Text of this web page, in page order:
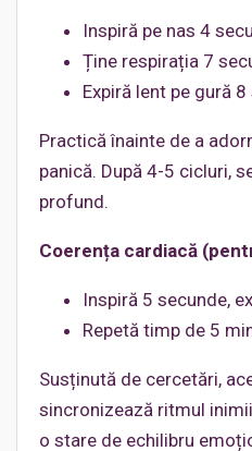
Inspiră pe nas 4
Ține respirația 7
Expiră lent pe gură
Practică înainte de a
panică. După 4-5 cicluri,
profund.
Coerența cardiacă
Inspiră 5 secunde,
Repetă timp de 5
Susținută de cercetări,
sincronizează ritmul
o stare de echilibru